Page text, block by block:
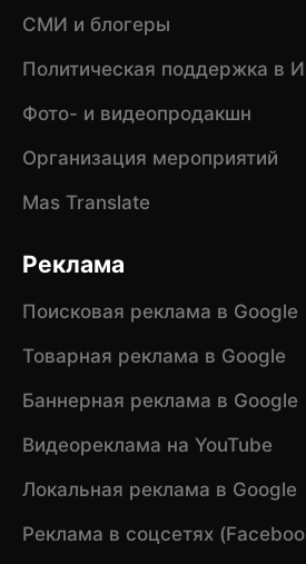
СМИ и блогеры
Политическая поддержка в
Фото- и видеопродакшн
Организация мероприятий
Mas Translate
Реклама
Поисковая реклама в Google
Товарная реклама в Google
Баннерная реклама в Google
Видеореклама на YouTube
Локальная реклама в Google
Реклама в соцсетях